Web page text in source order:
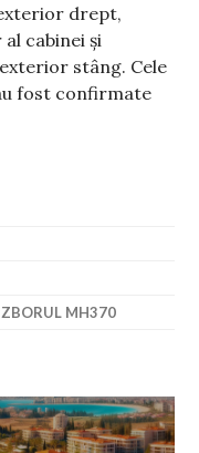
drept,
cabinei și
stâng. Cele
fost confirmate
ZBORUL MH370